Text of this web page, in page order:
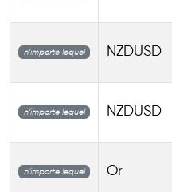
n’importe lequel NZDUSD
n’importe lequel NZDUSD
n’importe lequel Or